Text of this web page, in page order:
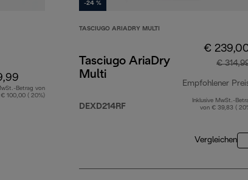
Betrag von
€ 100,00 ( 20%)
-24 %
TASCIUGO ARIADRY MULTI
Tasciugo AriaDry
Multi
DEXD214RF
€
€
Empfohlener
Inklusive MwSt.-
von € 39,83 (
Vergleichen